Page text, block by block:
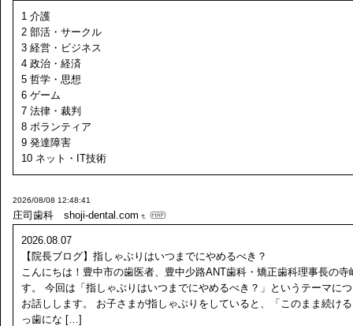
1 介護
2 部活・サークル
3 経営・ビジネス
4 政治・経済
5 哲学・思想
6 ゲーム
7 法律・裁判
8 ボランティア
9 発達障害
10 ネット・IT技術
2026/08/08 12:48:41
庄司歯科 shoji-dental.com
2026.08.07
【院長ブログ】指しゃぶりはいつまでにやめるべき？
こんにちは！豊中市の歯医者、豊中少路ANT歯科・矯正歯科理事長の寺
す。 今回は「指しゃぶりはいつまでにやめるべき？」というテーマに
お話しします。 お子さまが指しゃぶりをしていると、「このまま続け
っ歯にな […]